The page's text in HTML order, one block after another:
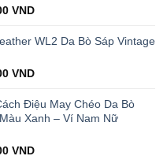
VND.
VNDCurrent
is:
WL2 Da Bò Sáp Vintage
VND.
VNDCurrent
is:
399.000 VND.
Điệu May Chéo Da Bò
Xanh – Ví Nam Nữ
VNDCurrent